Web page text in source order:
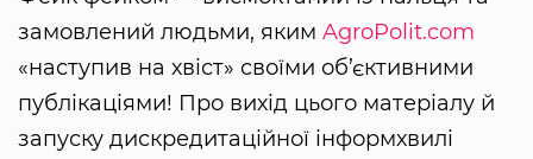
замовлений людьми, яким AgroPolit.com
«наступив на хвіст» своїми об’єктивними
публікаціями! Про вихід цього матеріалу й
запуску дискредитаційної інформхвилі